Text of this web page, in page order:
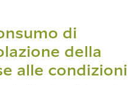
di
della
alle condizioni